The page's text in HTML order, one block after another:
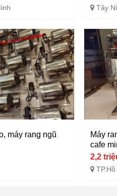
Tây
máy rang ngũ
Máy
cafe
2,2